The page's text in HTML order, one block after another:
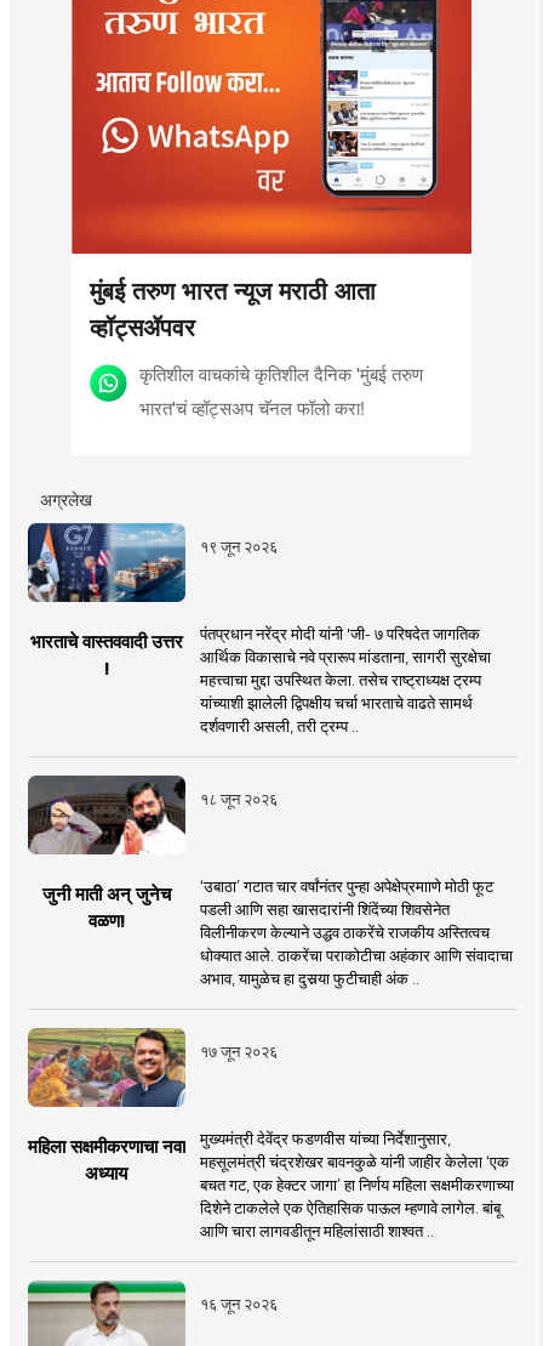
मुंबई तरुण भारत न्यूज मराठी आता
व्हॉट्सॲपवर
कृतिशील वाचकांचे कृतिशील दैनिक 'मुंबई तरुण
भारत'चं व्हॉट्सअप चॅनल फॉलो करा!
अग्रलेख
१९ जून २०२६
भारताचे वास्तववादी उत्तर
!
पंतप्रधान नरेंद्र मोदी यांनी 'जी- ७ परिषदेत जागतिक
आर्थिक विकासाचे नवे प्रारूप मांडताना, सागरी सुरक्षेचा
महत्त्वाचा मुद्दा उपस्थित केला. तसेच राष्ट्राध्यक्ष ट्रम्प
यांच्याशी झालेली द्विपक्षीय चर्चा भारताचे वाढते सामर्थ
दर्शवणारी असली, तरी ट्रम्प ..
१८ जून २०२६
जुनी माती अन् जुनेच
वळण!
‘उबाठा’ गटात चार वर्षांनंतर पुन्हा अपेक्षेप्रमााणे मोठी फूट
पडली आणि सहा खासदारांनी शिंदेंच्या शिवसेनेत
विलीनीकरण केल्याने उद्धव ठाकरेंचे राजकीय अस्तित्वच
धोक्यात आले. ठाकरेंचा पराकोटीचा अहंकार आणि संवादाचा
अभाव, यामुळेच हा दुसर्‍या फुटीचाही अंक ..
१७ जून २०२६
महिला सक्षमीकरणाचा नवा
अध्याय
मुख्यमंत्री देवेंद्र फडणवीस यांच्या निर्देशानुसार,
महसूलमंत्री चंद्रशेखर बावनकुळे यांनी जाहीर केलेला ‘एक
बचत गट, एक हेक्टर जागा’ हा निर्णय महिला सक्षमीकरणाच्या
दिशेने टाकलेले एक ऐतिहासिक पाऊल म्हणावे लागेल. बांबू
आणि चारा लागवडीतून महिलांसाठी शाश्वत ..
१६ जून २०२६